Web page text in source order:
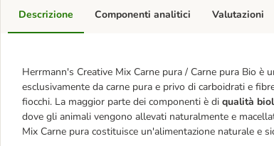
Descrizione
Herrmann's Creative Mix Carne pura / Carne pura Bio è
esclusivamente da carne pura e privo di carboidrati e
fiocchi. La maggior parte dei componenti è di qualità
dove gli animali vengono allevati naturalmente e
Mix Carne pura costituisce un'alimentazione naturale e
Componenti analitici Valutazioni